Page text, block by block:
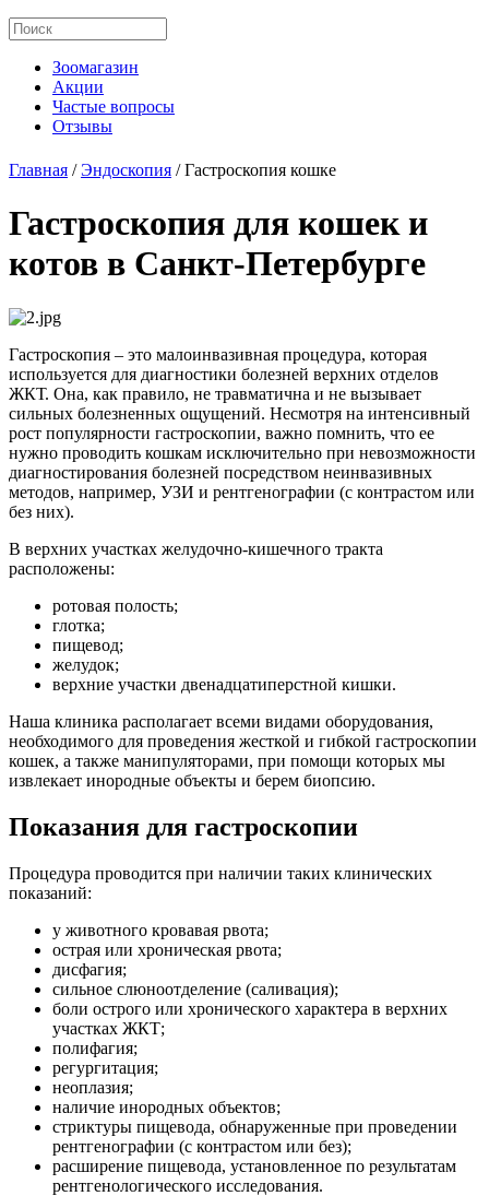
Зоомагазин
Акции
Частые вопросы
Отзывы
Главная /Эндоскопия /Гастроскопия кошке
Гастроскопия для кошек и
котов в Санкт-Петербурге
Гастроскопия – это малоинвазивная процедура, которая
используется для диагностики болезней верхних отделов
ЖКТ. Она, как правило, не травматична и не вызывает
сильных болезненных ощущений. Несмотря на интенсивный
рост популярности гастроскопии, важно помнить, что ее
нужно проводить кошкам исключительно при невозможности
диагностирования болезней посредством неинвазивных
методов, например, УЗИ и рентгенографии (с контрастом или
без них).
В верхних участках желудочно-кишечного тракта
расположены:
ротовая полость;
глотка;
пищевод;
желудок;
верхние участки двенадцатиперстной кишки.
Наша клиника располагает всеми видами оборудования,
необходимого для проведения жесткой и гибкой гастроскопии
кошек, а также манипуляторами, при помощи которых мы
извлекает инородные объекты и берем биопсию.
Показания для гастроскопии
Процедура проводится при наличии таких клинических
показаний:
у животного кровавая рвота;
острая или хроническая рвота;
дисфагия;
сильное слюноотделение (саливация);
боли острого или хронического характера в верхних
участках ЖКТ;
полифагия;
регургитация;
неоплазия;
наличие инородных объектов;
стриктуры пищевода, обнаруженные при проведении
рентгенографии (с контрастом или без);
расширение пищевода, установленное по результатам
рентгенологического исследования.